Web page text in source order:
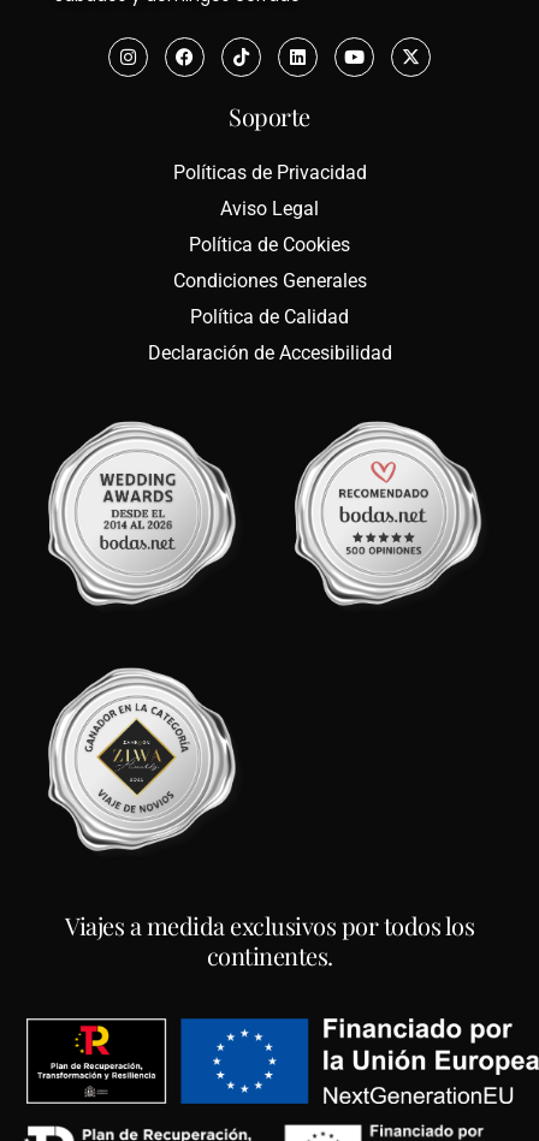
Soporte
Políticas de Privacidad
Aviso Legal
Política de Cookies
Condiciones Generales
Política de Calidad
Declaración de Accesibilidad
Viajes a medida exclusivos por todos los
continentes.